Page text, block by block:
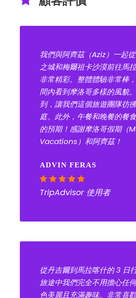
我們與阿齊茲（Aziz）一起
之城和梅爾祖卡沙漠前往馬
非常精彩。整體體驗非常棒
間內看到摩洛哥多樣的風貌
到，讓我們這個旅遊團隊彷
庭。此外，午餐和晚餐的餐
的預期！感謝摩洛哥假期（
Vacations）和阿齊茲！
ADVIN FERAS
TripAdvisor 使用者
從丹吉爾到馬拉喀什的 3 日
旅途中我們完全不用擔心任
色美麗且充滿趣味。非常喜